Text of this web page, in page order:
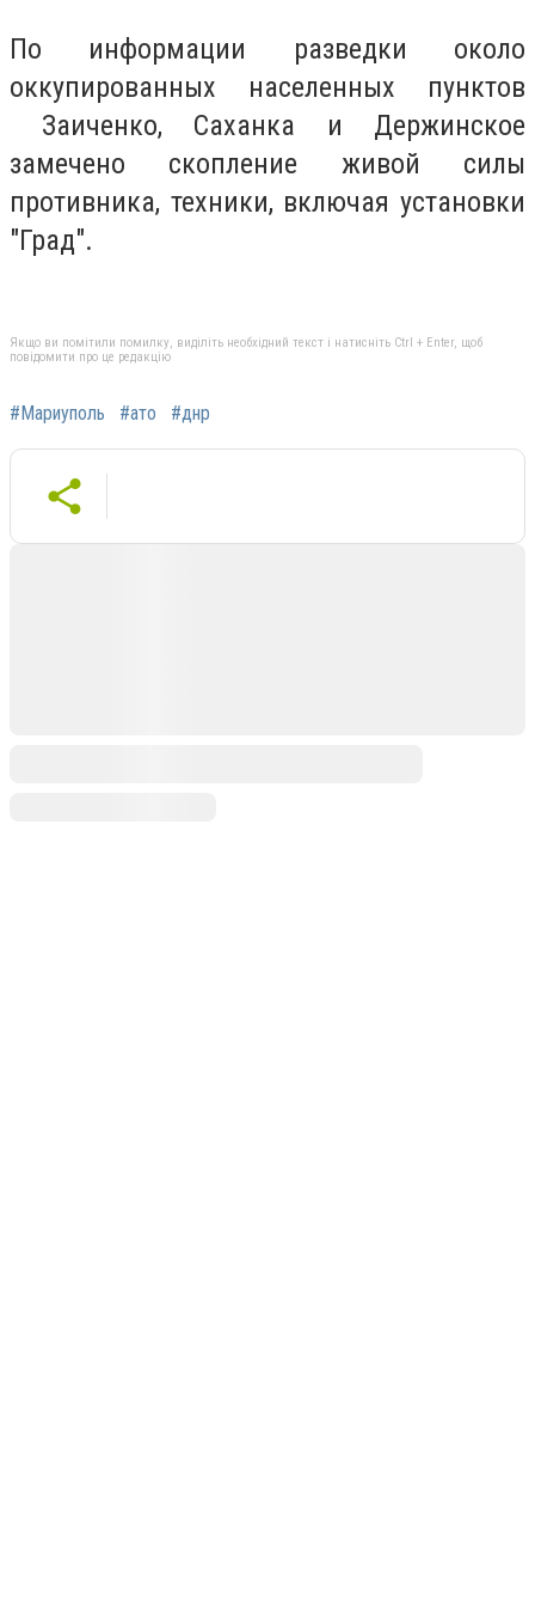
По информации разведки около
оккупированных населенных пунктов
Заиченко, Саханка и Держинское
замечено скопление живой силы
противника, техники, включая установки
"Град".
Якщо ви помітили помилку, виділіть необхідний текст і натисніть Ctrl + Enter, щоб
повідомити про це редакцію
#Мариуполь #ато #днр